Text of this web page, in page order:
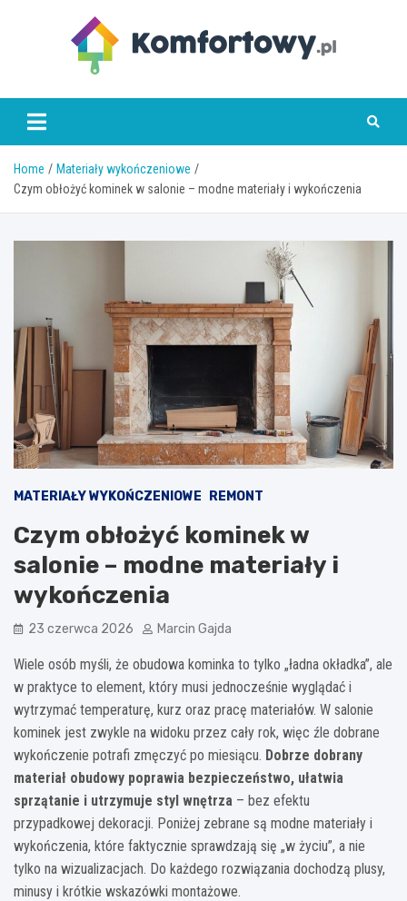
komfortowy.pl
Home
Materiały wykończeniowe
Czym obłożyć kominek w salonie – modne materiały i wykończenia
MATERIAŁY WYKOŃCZENIOWE REMONT
Czym obłożyć kominek w
salonie – modne materiały i
wykończenia
23 czerwca 2026 Marcin Gajda
Wiele osób myśli, że obudowa kominka to tylko „ładna okładka”, ale
w praktyce to element, który musi jednocześnie wyglądać i
wytrzymać temperaturę, kurz oraz pracę materiałów. W salonie
kominek jest zwykle na widoku przez cały rok, więc źle dobrane
wykończenie potrafi zmęczyć po miesiącu. Dobrze dobrany
materiał obudowy poprawia bezpieczeństwo, ułatwia
sprzątanie i utrzymuje styl wnętrza – bez efektu
przypadkowej dekoracji. Poniżej zebrane są modne materiały i
wykończenia, które faktycznie sprawdzają się „w życiu”, a nie
tylko na wizualizacjach. Do każdego rozwiązania dochodzą plusy,
minusy i krótkie wskazówki montażowe.